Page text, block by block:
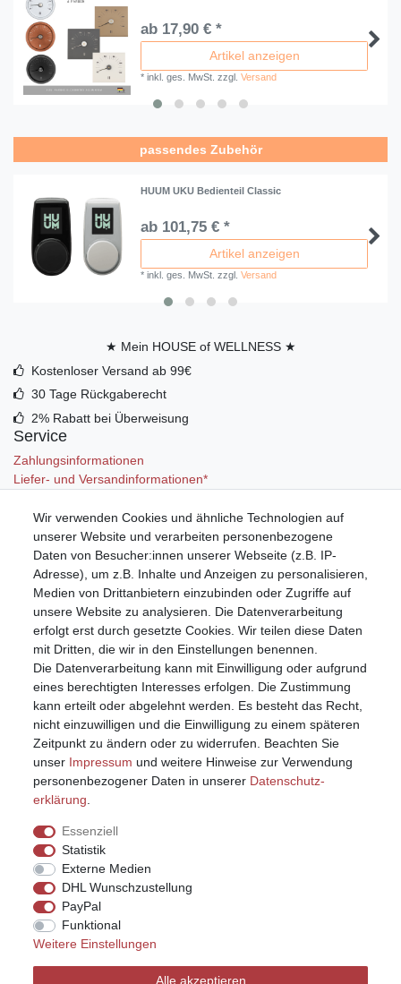
ab 17,90 € *
Artikel anzeigen
*inkl. ges. MwSt. zzgl.Versand
passendes Zubehör
HUUM UKU Bedienteil Classic
ab 101,75 € *
Artikel anzeigen
*inkl. ges. MwSt. zzgl.Versand
★ Mein HOUSE of WELLNESS ★
Kostenloser Versand ab 99€
30 Tage Rückgaberecht
2% Rabatt bei Überweisung
Service
Zahlungsinformationen
Liefer- und Versandinformationen*
Mein Konto
Registrieren
Anmelden (Login)
Warenkorb
Wir verwenden Cookies und ähnliche Technologien auf
unserer Website und verarbeiten personenbezogene
Daten von Besucher:innen unserer Webseite (z.B. IP-
Adresse), um z.B. Inhalte und Anzeigen zu personalisieren,
Medien von Drittanbietern einzubinden oder Zugriffe auf
unsere Website zu analysieren. Die Datenverarbeitung
erfolgt erst durch gesetzte Cookies. Wir teilen diese Daten
mit Dritten, die wir in den Einstellungen benennen.
Die Datenverarbeitung kann mit Einwilligung oder aufgrund
eines berechtigten Interesses erfolgen. Die Zustimmung
kann erteilt oder abgelehnt werden. Es besteht das Recht,
nicht einzuwilligen und die Einwilligung zu einem späteren
Zeitpunkt zu ändern oder zu widerrufen. Beachten Sie
unser Impressum und weitere Hinweise zur Verwendung
personenbezogener Daten in unserer Daten­schutz­
erklärung
Essenziell
Statistik
Externe Medien
DHL Wunschzustellung
PayPal
Funktional
Weitere Einstellungen
Alle akzeptieren